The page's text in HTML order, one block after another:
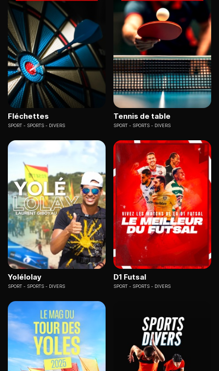
Fléchettes
SPORT SPORTS - DIVERS
Tennis de table
SPORT SPORTS - DIVERS
Yolélolay
SPORT SPORTS - DIVERS
D1 Futsal
SPORT SPORTS - DIVERS